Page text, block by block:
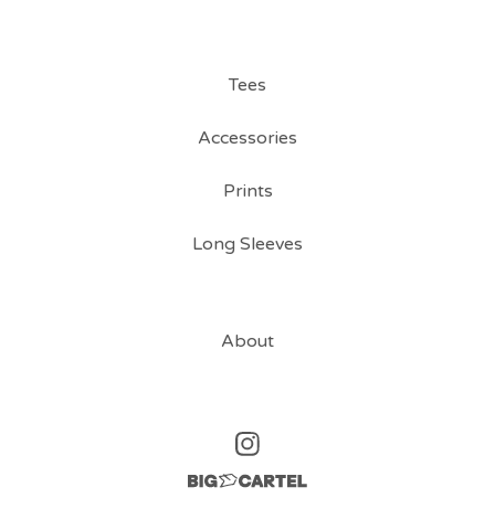
Tees
Accessories
Prints
Long Sleeves
About